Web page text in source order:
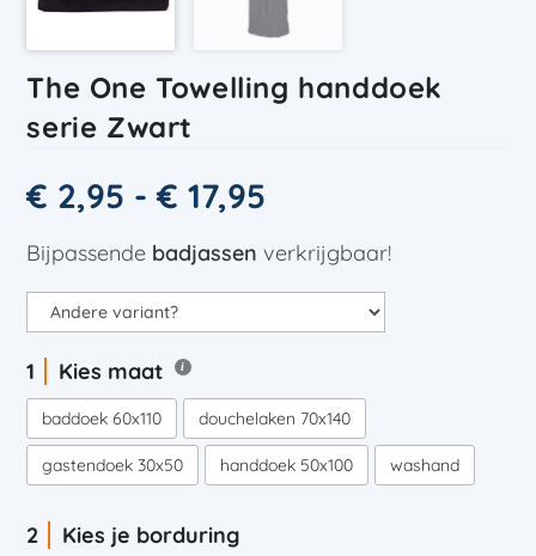
The One Towelling handdoek
serie Zwart
€ 2,95 - € 17,95
Bijpassende badjassen verkrijgbaar!
Kies maat
baddoek 60x110 douchelaken 70x140
gastendoek 30x50 handdoek 50x100 washand
Kies je borduring